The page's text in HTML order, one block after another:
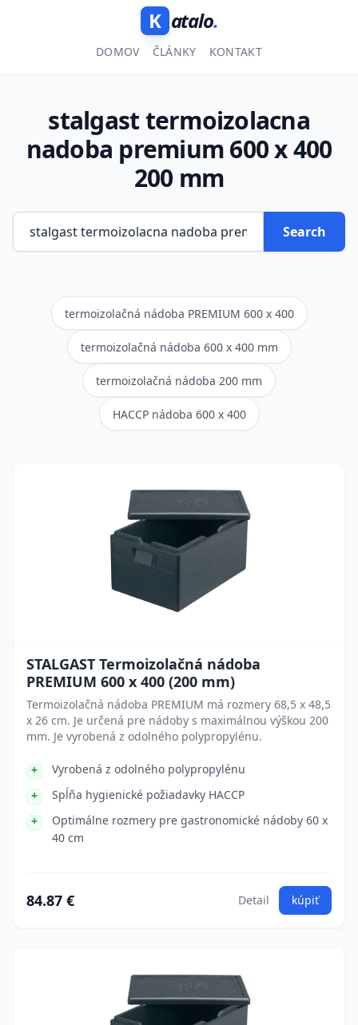
K atalo.
DOMOV ČLÁNKY KONTAKT
stalgast termoizolacna
nadoba premium 600 x 400
200 mm
Search
termoizolačná nádoba PREMIUM 600 x 400
termoizolačná nádoba 600 x 400 mm
termoizolačná nádoba 200 mm
HACCP nádoba 600 x 400
STALGAST Termoizolačná nádoba
PREMIUM 600 x 400 (200 mm)
Termoizolačná nádoba PREMIUM má rozmery 68,5 x 48,5
x 26 cm. Je určená pre nádoby s maximálnou výškou 200
mm. Je vyrobená z odolného polypropylénu.
Vyrobená z odolného polypropylénu
Spĺňa hygienické požiadavky HACCP
Optimálne rozmery pre gastronomické nádoby 60 x
40 cm
84.87 € Detail kúpiť